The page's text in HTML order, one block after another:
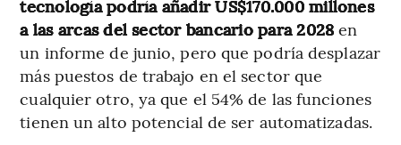
tecnología podría añadir US$170.000 millones
a las arcas del sector bancario para 2028 en
un informe de junio, pero que podría desplazar
más puestos de trabajo en el sector que
cualquier otro, ya que el 54% de las funciones
tienen un alto potencial de ser automatizadas.